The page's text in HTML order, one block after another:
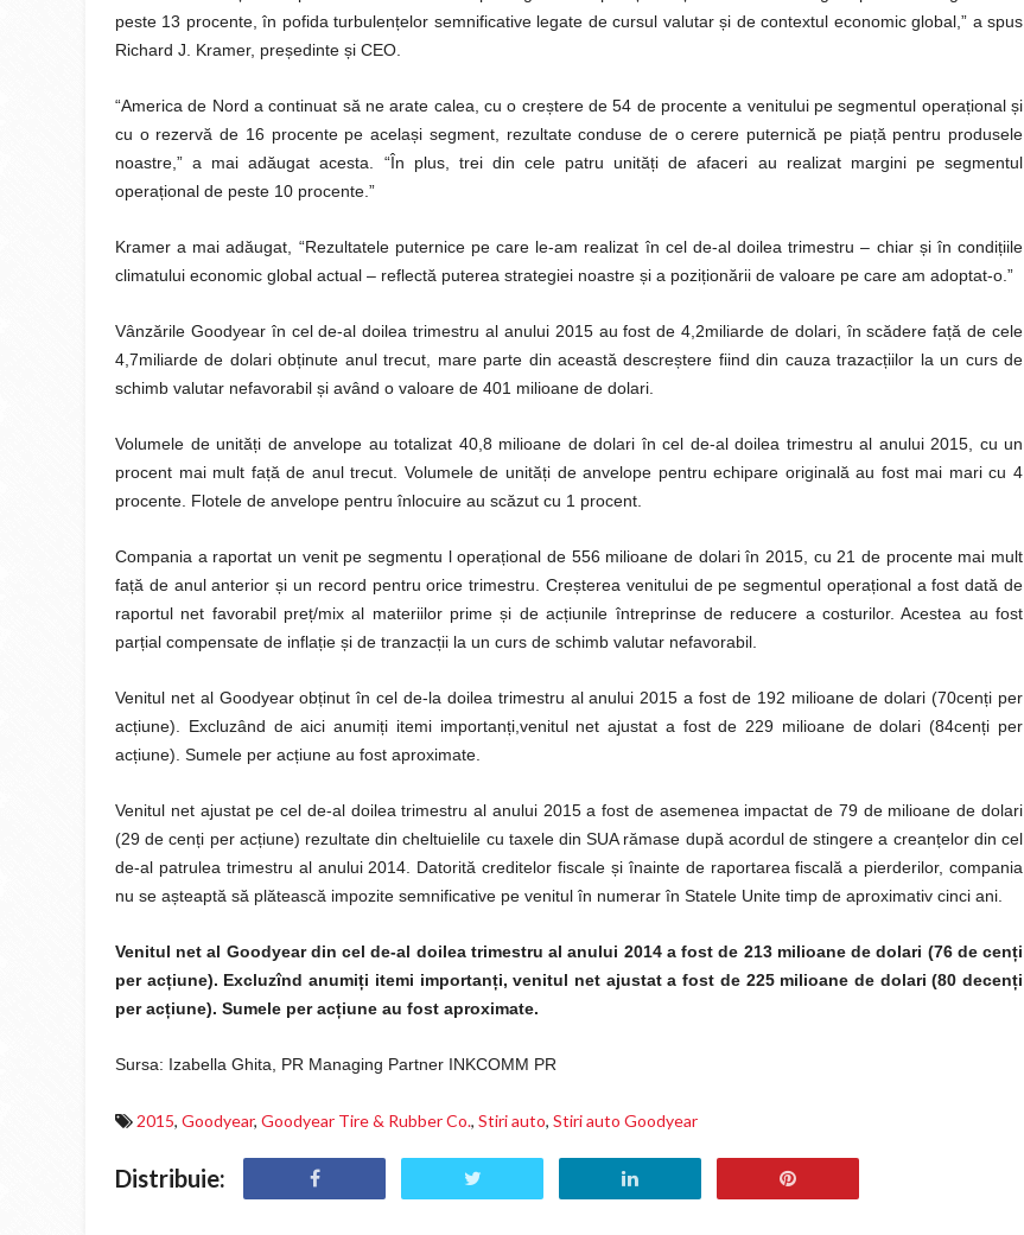
peste 13 procente, în pofida turbulențelor semnificative legate de cursul valutarși de contextul economic global,” a spus
Richard J. Kramer, președinte și CEO.
“America de Nord a continuat să ne arate calea, cu o creștere de 54 de procente a venitului pe segmentul operaționalși
cu o rezervă de 16 procente pe același segment, rezultate conduse de o cerere puternică pe piață pentru produsele
noastre,” a mai adăugat acesta. “În plus, trei din cele patru unități de afaceri au realizat margini pe segmentul
operațional de peste 10 procente.”
Kramer a mai adăugat, “Rezultatele puternice pe care le-am realizat în cel de-al doilea trimestru – chiar și în condițiile
climatului economic global actual – reflectă puterea strategiei noastre și a poziționării de valoare pe care am adoptat-o.”
Vânzările Goodyear în cel de-al doilea trimestru al anului 2015 au fost de 4,2miliarde de dolari, în scădere față de cele
4,7miliarde de dolari obținute anul trecut, mare parte din această descreștere fiind din cauza trazacțiilor la un curs de
schimb valutar nefavorabil și având o valoare de 401 milioane de dolari.
Volumele de unități de anvelope au totalizat 40,8 milioane de dolari în cel de-al doilea trimestru al anului 2015, cu un
procent mai mult față de anul trecut. Volumele de unități de anvelope pentru echipare originală au fost mai mari cu 4
procente. Flotele de anvelope pentru înlocuire au scăzut cu 1 procent.
Compania a raportat un venit pe segmentu l operațional de 556 milioane de dolari în 2015, cu 21 de procente mai mult
față de anul anteriorși un record pentru orice trimestru. Creșterea venitului de pe segmentul operațional a fost dată de
raportul net favorabil preț/mix al materiilor primeși de acțiunile întreprinse de reducere a costurilor. Acestea au fost
parțial compensate de inflație și de tranzacții la un curs de schimb valutar nefavorabil.
Venitul net al Goodyear obținut în cel de-la doilea trimestru al anului 2015 a fost de 192 milioane de dolari (70cenți per
acțiune). Excluzând de aici anumiți itemi importanți,venitul net ajustat a fost de 229 milioane de dolari (84cenți per
acțiune). Sumele per acțiune au fost aproximate.
Venitul net ajustat pe cel de-al doilea trimestru al anului 2015 a fost de asemenea impactat de 79 de milioane de dolari
(29 de cenți per acțiune) rezultate din cheltuielile cu taxele din SUA rămase după acordul de stingere a creanțelor din cel
de-al patrulea trimestru al anului 2014. Datorită creditelor fiscale și înainte de raportarea fiscală a pierderilor, compania
nu se așteaptă să plătească impozite semnificative pe venitul în numerar în Statele Unite timp de aproximativ cinci ani.
Venitul net al Goodyear din cel de-al doilea trimestru al anului 2014 a fost de 213 milioane de dolari (76 de cenți
per acțiune). Excluzînd anumiți itemi importanți, venitul net ajustat a fost de 225 milioane de dolari (80 decenți
per acțiune). Sumele per acțiune au fost aproximate.
Sursa: Izabella Ghita, PR Managing Partner INKCOMM PR
2015, Goodyear, Goodyear Tire & Rubber Co., Stiri auto, Stiri auto Goodyear
Distribuie: